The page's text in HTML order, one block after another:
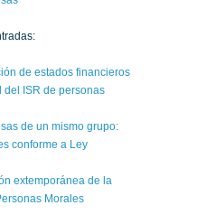
de estados financieros
ISR de personas
de un mismo grupo:
conforme a Ley
extemporánea de la
Morales